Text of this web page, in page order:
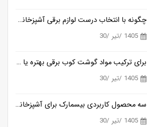
چگونه با انتخاب درست لوازم برقی آشپزخانه، زمان آشپزی را نصف کنیم؟
1405 /تیر /30
برای ترکیب مواد گوشت کوب برقی بهتره یا مخلوط کن؟
1405 /تیر /30
سه محصول کاربردی بیسمارک برای آشپزخانه های مدرن
1405 /تیر /30